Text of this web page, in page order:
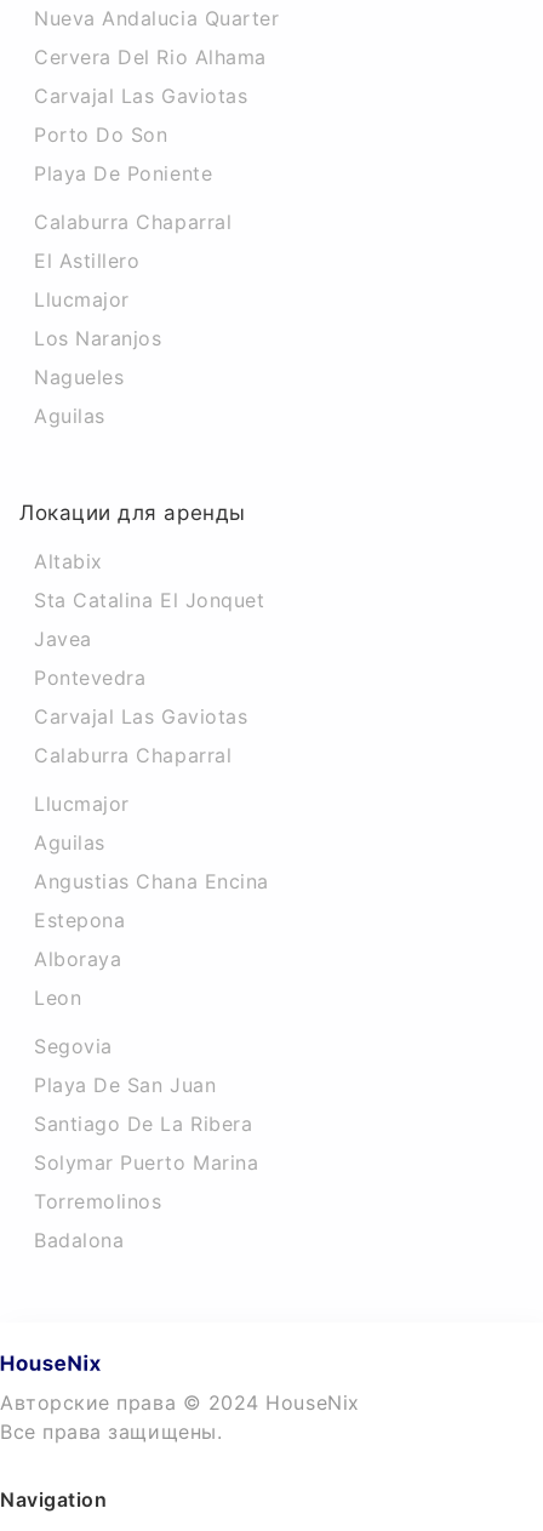
Nueva Andalucia Quarter
Cervera Del Rio Alhama
Carvajal Las Gaviotas
Porto Do Son
Playa De Poniente
Calaburra Chaparral
El Astillero
Llucmajor
Los Naranjos
Nagueles
Aguilas
Локации для аренды
Altabix
Sta Catalina El Jonquet
Javea
Pontevedra
Carvajal Las Gaviotas
Calaburra Chaparral
Llucmajor
Aguilas
Angustias Chana Encina
Estepona
Alboraya
Leon
Segovia
Playa De San Juan
Santiago De La Ribera
Solymar Puerto Marina
Torremolinos
Badalona
Авторские права © 2024 HouseNix
Все права защищены.
Navigation